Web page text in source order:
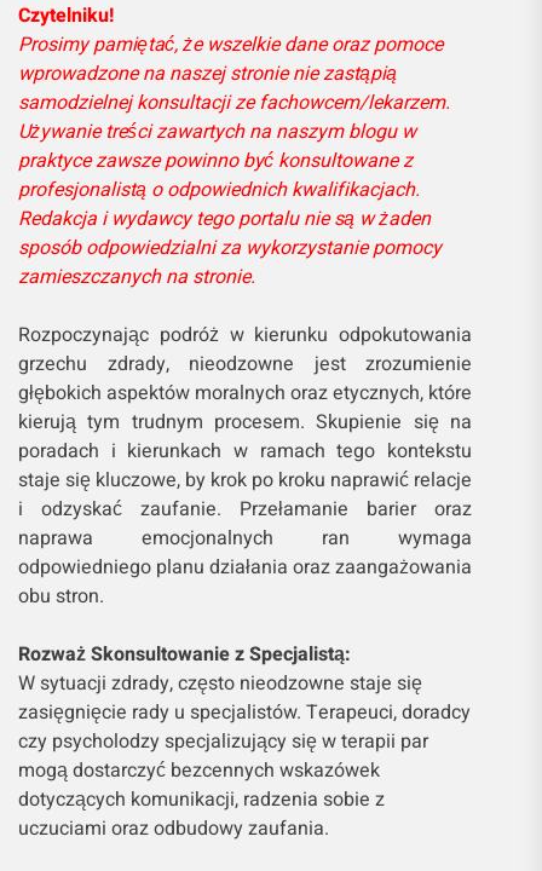
Czytelniku!
Prosimy pamiętać, że wszelkie dane oraz pomoce
wprowadzone na naszej stronie nie zastąpią
samodzielnej konsultacji ze fachowcem/lekarzem.
Używanie treści zawartych na naszym blogu w
praktyce zawsze powinno być konsultowane z
profesjonalistą o odpowiednich kwalifikacjach.
Redakcja i wydawcy tego portalu nie są w żaden
sposób odpowiedzialni za wykorzystanie pomocy
zamieszczanych na stronie.
Rozpoczynając podróż w kierunku odpokutowania
grzechu zdrady, nieodzowne jest zrozumienie
głębokich aspektów moralnych oraz etycznych, które
kierują tym trudnym procesem. Skupienie się na
poradach i kierunkach w ramach tego kontekstu
staje się kluczowe, by krok po kroku naprawić relacje
i odzyskać zaufanie. Przełamanie barier oraz
naprawa emocjonalnych ran wymaga
odpowiedniego planu działania oraz zaangażowania
obu stron.
Rozważ Skonsultowanie z Specjalistą:
W sytuacji zdrady, często nieodzowne staje się
zasięgnięcie rady u specjalistów. Terapeuci, doradcy
czy psycholodzy specjalizujący się w terapii par
mogą dostarczyć bezcennych wskazówek
dotyczących komunikacji, radzenia sobie z
uczuciami oraz odbudowy zaufania.